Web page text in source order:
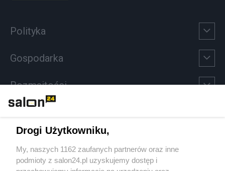
Polityka
Gospodarka
Rozmaitości
Sport
Społeczeństwo
Drogi Użytkowniku,
My, naszych 1162 zaufanych partnerów oraz inne
podmioty z salon24.pl uzyskujemy dostęp i